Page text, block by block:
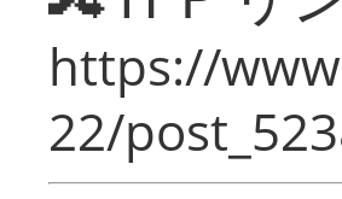
https://
22/